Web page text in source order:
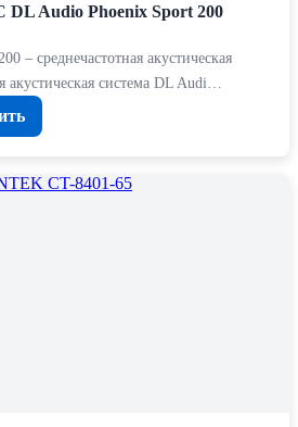
DL Audio Phoenix Sport 200
– среднечастотная акустическая
акустическая система DL Audi…